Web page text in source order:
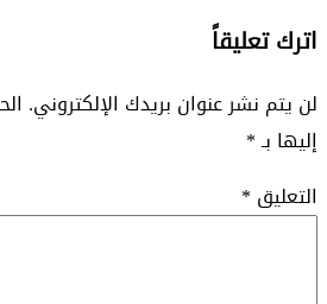
اترك تعليقاً
لن يتم نشر عنوان بريدك الإلكتروني.
إليها بـ*
التعليق *